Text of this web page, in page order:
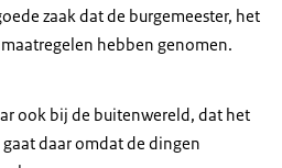
zaak dat de burgemeester, het
hebben genomen.
ook bij de buitenwereld, dat het
daar omdat de dingen